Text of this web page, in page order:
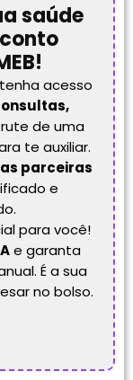
saúde
acesso
de uma
te auxiliar.
parceiras
e
para você!
e garanta
É a sua
no bolso.